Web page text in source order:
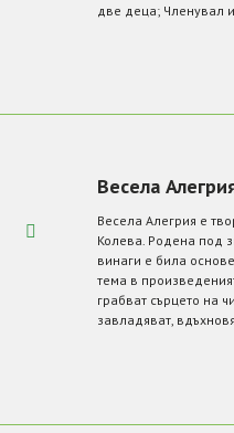
две деца; Членувал
Весела
Весела Алегрия е
Колева. Родена под
винаги е била
тема в
грабват сърцето на
завладяват,